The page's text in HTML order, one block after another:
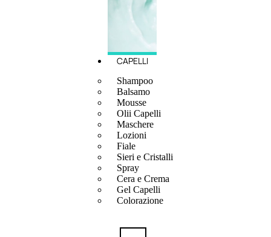
CAPELLI
Shampoo
Balsamo
Mousse
Olii Capelli
Maschere
Lozioni
Fiale
Sieri e Cristalli
Spray
Cera e Crema
Gel Capelli
Colorazione